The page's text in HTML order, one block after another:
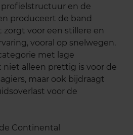
profielstructuur en de
produceert de band
voor een stillere en
vooral op snelwegen.
met lage
niet alleen prettig is voor de
maar ook bijdraagt
voor de
Continental